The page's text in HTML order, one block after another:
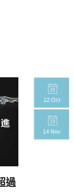
過
12 Oct
14 Nov